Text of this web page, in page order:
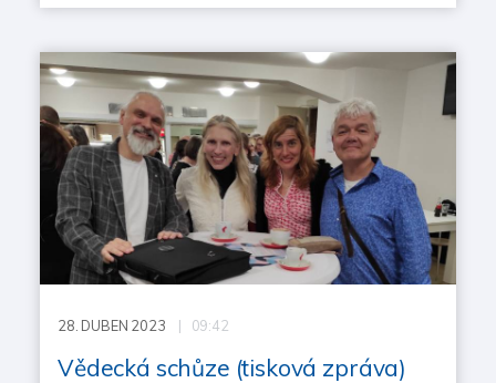
28. DUBEN 2023 | 09:42
Vědecká schůze (tisková zpráva)